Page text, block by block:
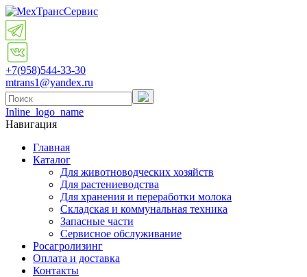
+7(958)544-33-30
mtrans1@yandex.ru
Inline_logo_name
Навигация
Главная
Каталог
Для животноводческих хозяйств
Для растениеводства
Для хранения и переработки молока
Складская и коммунальная техника
Запасные части
Cервисное обслуживание
Росагролизинг
Оплата и доставка
Контакты